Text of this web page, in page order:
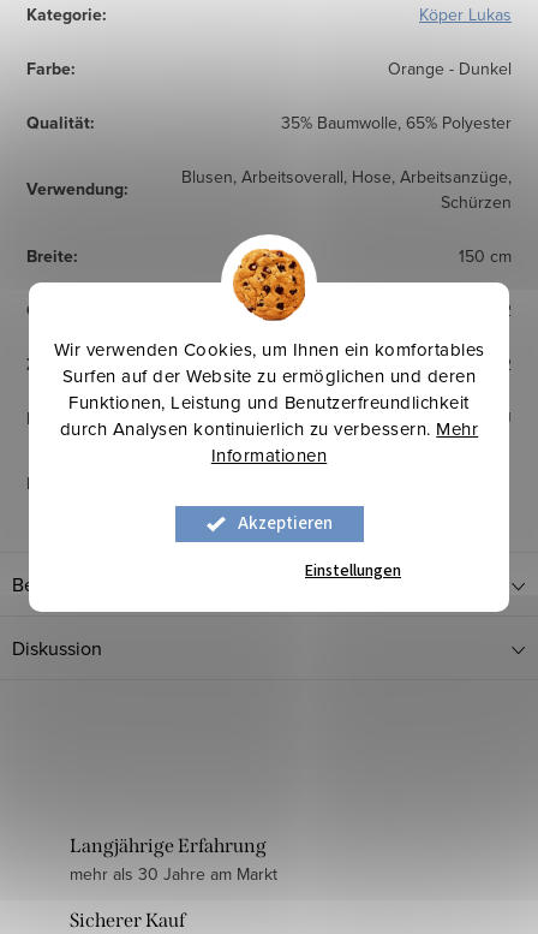
Wir verwenden Cookies, um Ihnen ein komfortables
Surfen auf der Website zu ermöglichen und deren
Funktionen, Leistung und Benutzerfreundlichkeit
durch Analysen kontinuierlich zu verbessern. Mehr
Informationen
Akzeptieren
Einstellungen
Kategorie: Köper Lukas
Farbe: Orange - Dunkel
Qualität: 35% Baumwolle, 65% Polyester
Verwendung:
Blusen, Arbeitsoverall, Hose, Arbeitsanzüge,
Schürzen
Breite: 150 cm
Gewicht 245 g/m2
Zertifikat EN ISO 13688:2013-12
Herkunftsland EU
Pflegehinweise
Bewertung
Diskussion
Langjährige Erfahrung
mehr als 30 Jahre am Markt
Sicherer Kauf